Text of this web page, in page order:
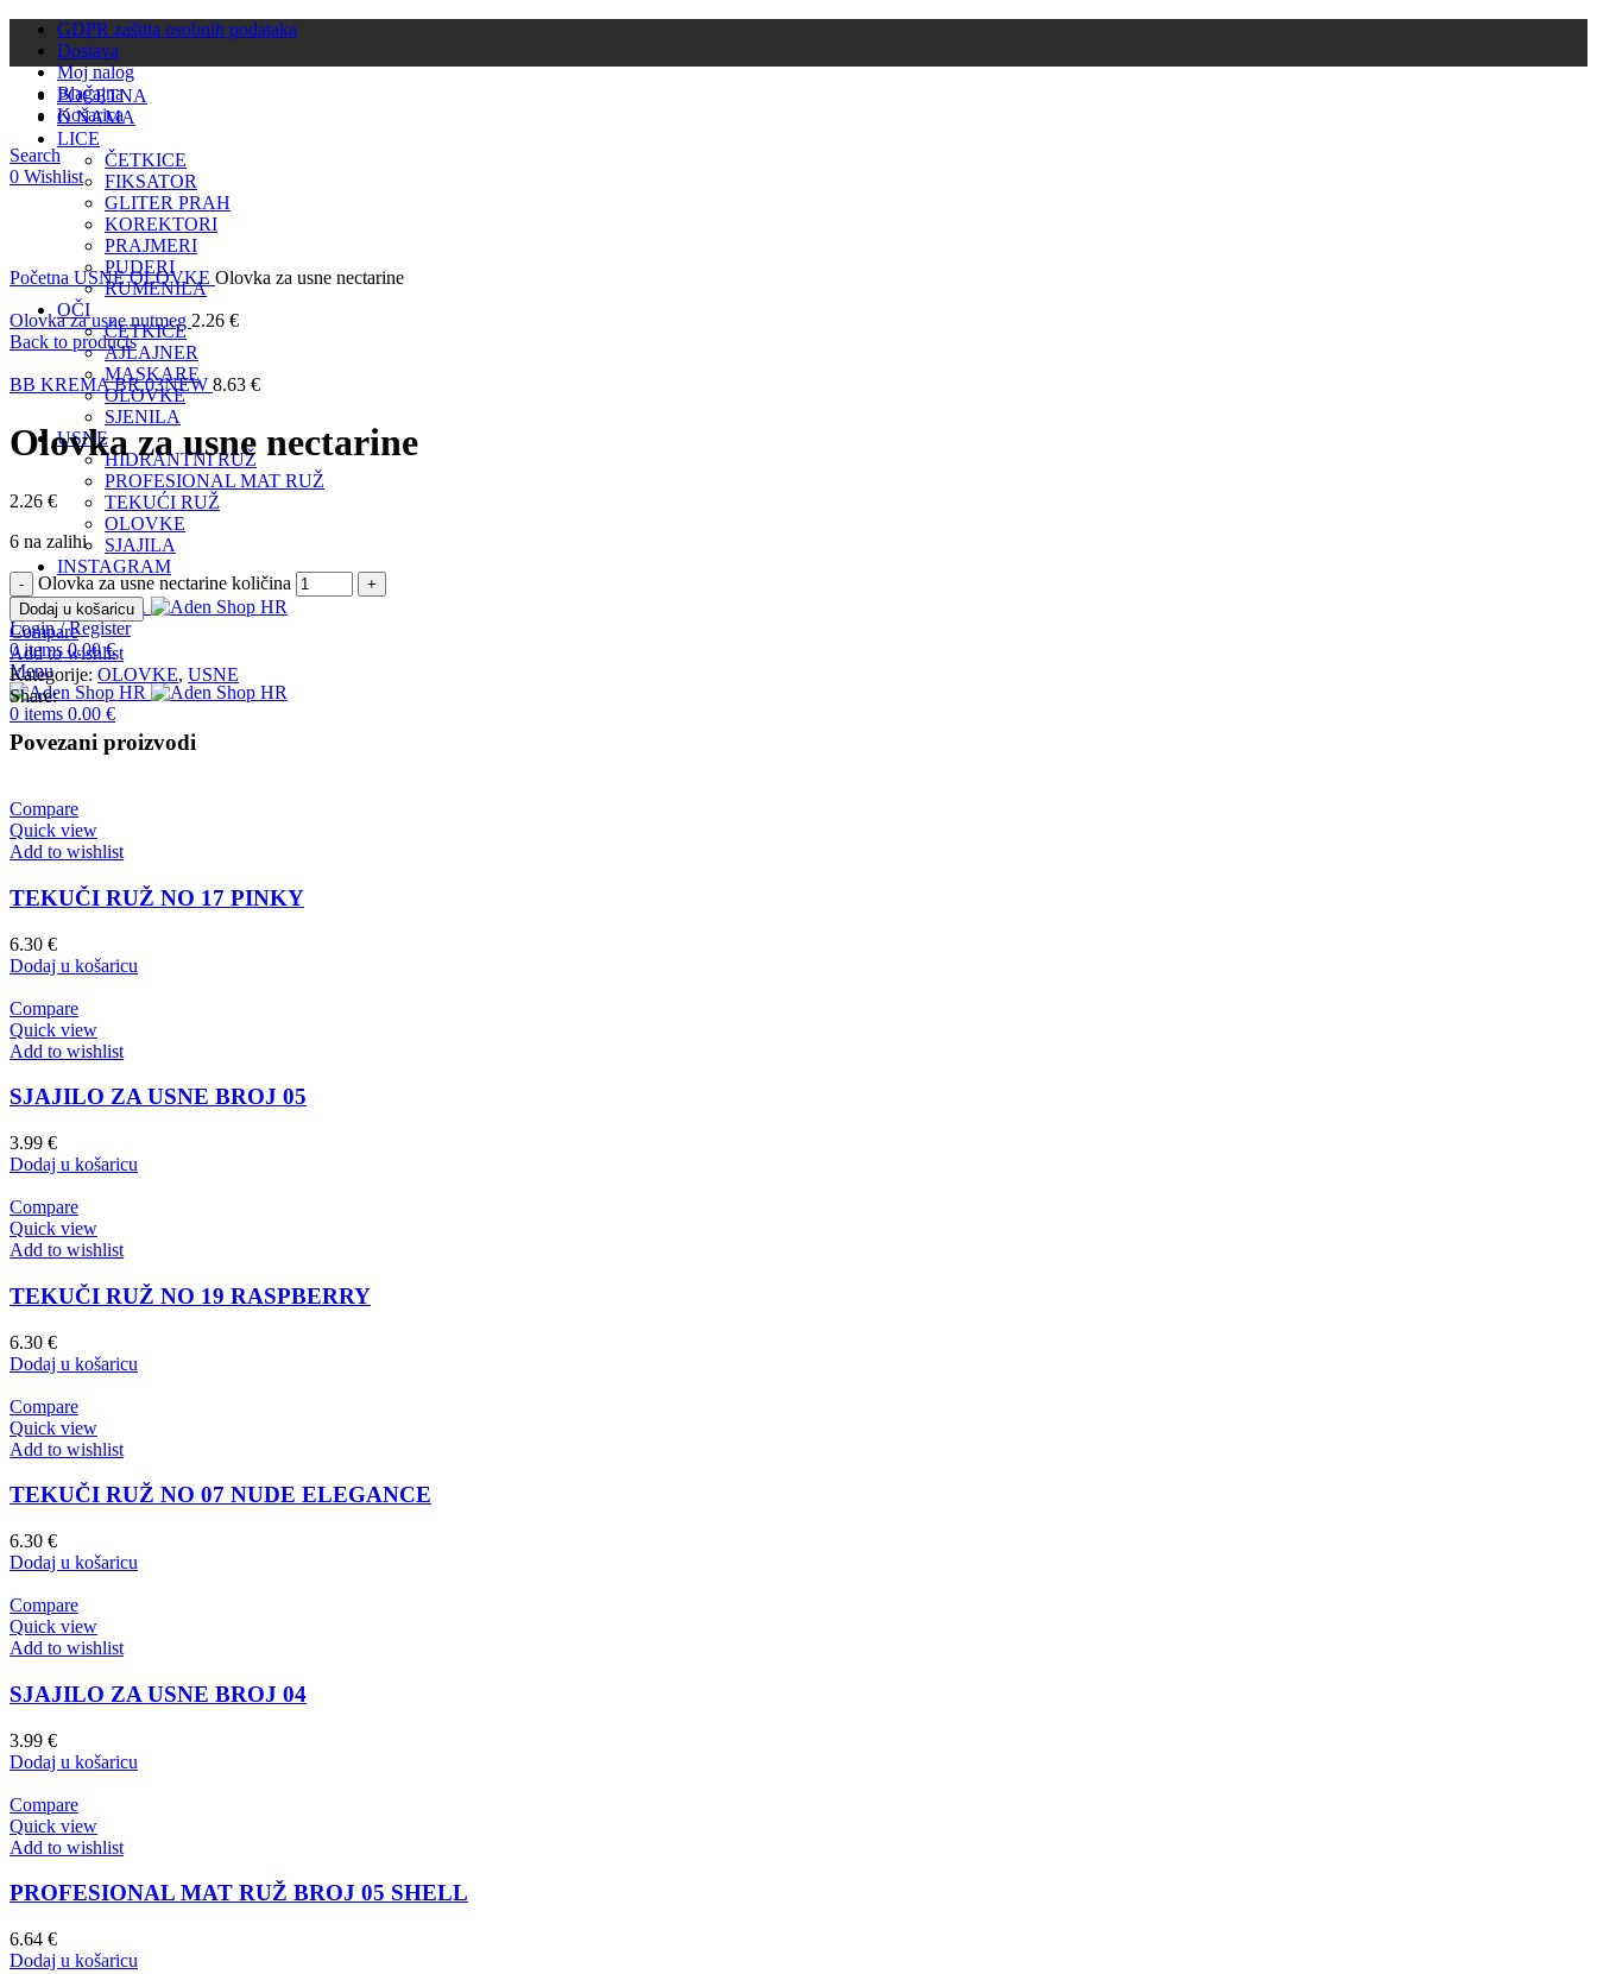
GDPR zaštita osobnih podataka
Dostava
Moj nalog
Blagajna
Košarica
Search
0 Wishlist
POČETNA
O NAMA
LICE
ČETKICE
FIKSATOR
GLITER PRAH
KOREKTORI
PRAJMERI
PUDERI
RUMENILA
OČI
ČETKICE
AJLAJNER
MASKARE
OLOVKE
SJENILA
USNE
HIDRANTNI RUŽ
PROFESIONAL MAT RUŽ
TEKUĆI RUŽ
OLOVKE
SJAJILA
INSTAGRAM
Login / Register
0items 0.00€
Menu
0 items 0.00 €
Click to enlarge
Početna USNEOLOVKE Olovka za usne nectarine
Olovka za usne nutmeg 2.26 €
Back to products
BB KREMA BR.03NEW 8.63 €
Olovka za usne nectarine
2.26 €
6 na zalihi
Olovka za usne nectarine količina
Dodaj u košaricu
Compare
Add to wishlist
Kategorije: OLOVKE, USNE
Share:
Povezani proizvodi
Compare
Quick view
Add to wishlist
TEKUČI RUŽ NO 17 PINKY
6.30 €
Dodaj u košaricu
Compare
Quick view
Add to wishlist
SJAJILO ZA USNE BROJ 05
3.99 €
Dodaj u košaricu
Compare
Quick view
Add to wishlist
TEKUČI RUŽ NO 19 RASPBERRY
6.30 €
Dodaj u košaricu
Compare
Quick view
Add to wishlist
TEKUČI RUŽ NO 07 NUDE ELEGANCE
6.30 €
Dodaj u košaricu
Compare
Quick view
Add to wishlist
SJAJILO ZA USNE BROJ 04
3.99 €
Dodaj u košaricu
Compare
Quick view
Add to wishlist
PROFESIONAL MAT RUŽ BROJ 05 SHELL
6.64 €
Dodaj u košaricu